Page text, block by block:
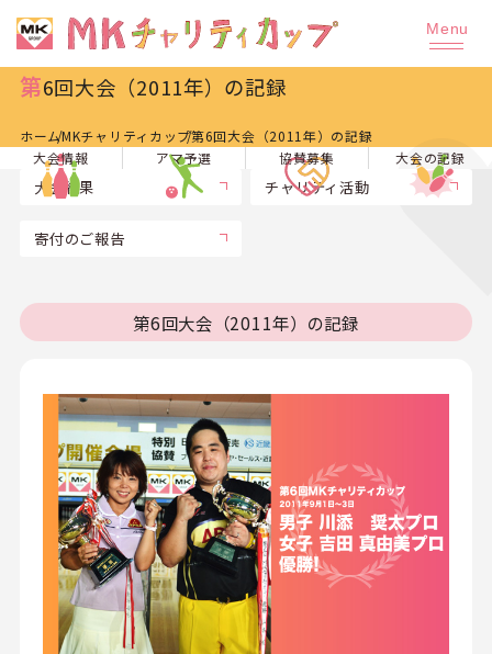
第6回大会（2011年）の記録
ホームMKチャリティカップ第6回大会（2011年）の記録
大会情報
アマ予選 協賛募集 大会の記録
大会結果 チャリティ活動
寄付のご報告
第6回大会（2011年）の記録